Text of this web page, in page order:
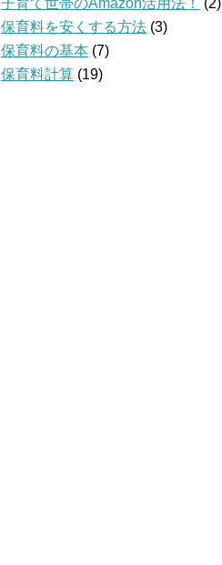
子育て世帯のAmazon活用法！
(2)
保育料を安くする方法 (3)
保育料の基本 (7)
保育料計算 (19)